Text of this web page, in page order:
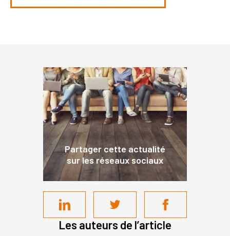
Partager cette actualité
sur les réseaux sociaux
Les auteurs de l’article